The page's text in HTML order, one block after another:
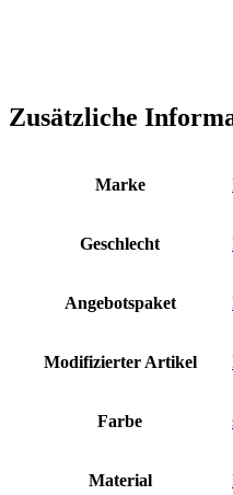
Zusätzliche
Marke
Geschlecht
Angebotspaket
Modifizierter Artikel
Farbe
Material